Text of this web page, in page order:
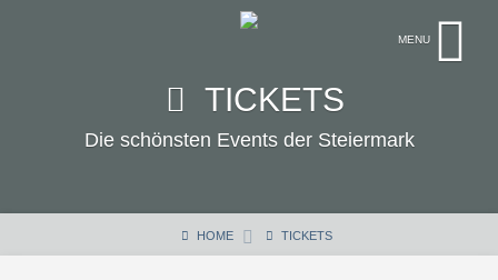
TICKETS
Die schönsten Events der Steiermark
HOME TICKETS